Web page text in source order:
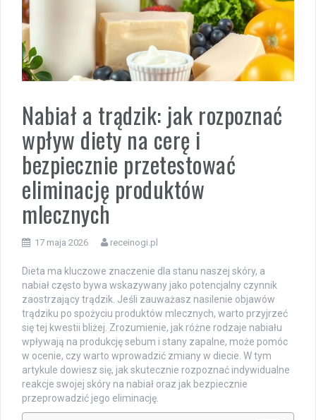
Nabiał a trądzik: jak rozpoznać
wpływ diety na cerę i
bezpiecznie przetestować
eliminację produktów
mlecznych
17 maja 2026 receinogi.pl
Dieta ma kluczowe znaczenie dla stanu naszej skóry, a
nabiał często bywa wskazywany jako potencjalny czynnik
zaostrzający trądzik. Jeśli zauważasz nasilenie objawów
trądziku po spożyciu produktów mlecznych, warto przyjrzeć
się tej kwestii bliżej. Zrozumienie, jak różne rodzaje nabiału
wpływają na produkcję sebum i stany zapalne, może pomóc
w ocenie, czy warto wprowadzić zmiany w diecie. W tym
artykule dowiesz się, jak skutecznie rozpoznać indywidualne
reakcje swojej skóry na nabiał oraz jak bezpiecznie
przeprowadzić jego eliminację.